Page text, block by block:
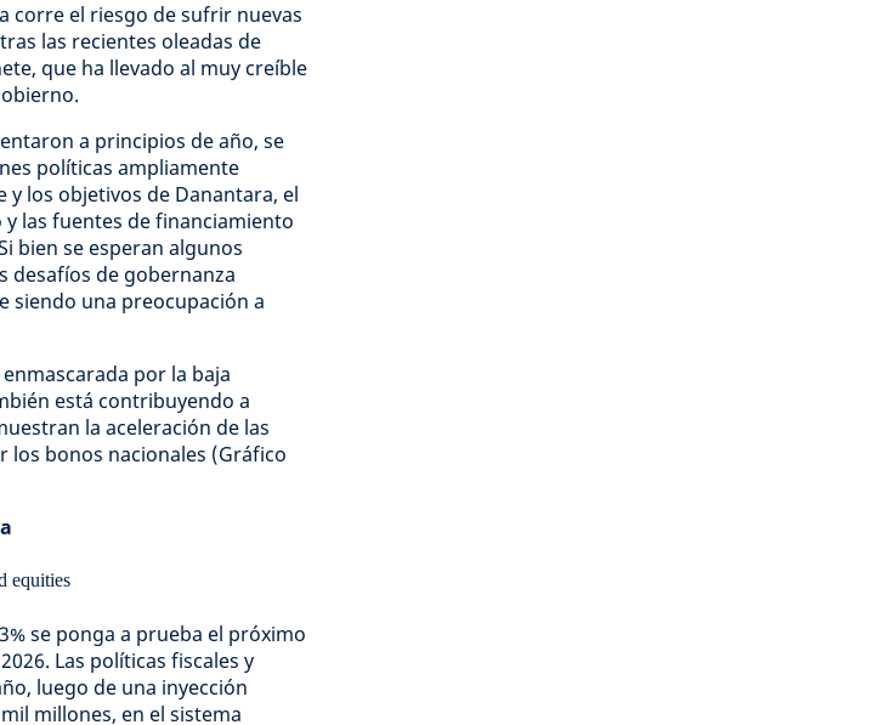
corre el riesgo de sufrir nuevas
las recientes oleadas de
que ha llevado al muy creíble
a principios de año, se
políticas ampliamente
los objetivos de Danantara, el
las fuentes de financiamiento
bien se esperan algunos
desafíos de gobernanza
siendo una preocupación a
por la baja
está contribuyendo a
la aceleración de las
los bonos nacionales (Gráfico
se ponga a prueba el próximo
Las políticas fiscales y
luego de una inyección
millones, en el sistema